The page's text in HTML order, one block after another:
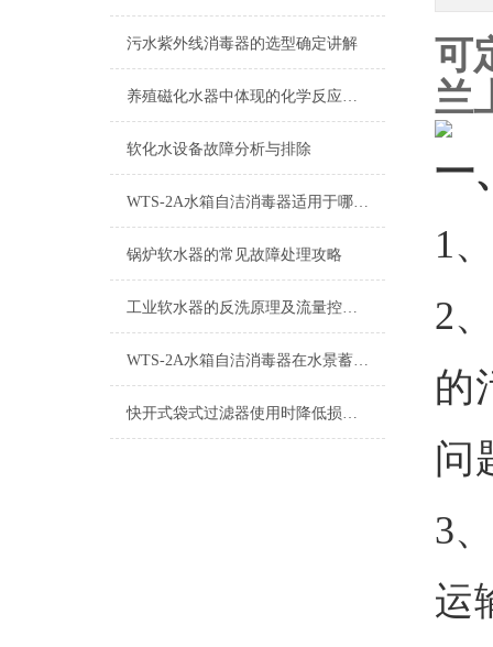
污水紫外线消毒器的选型确定讲解
养殖磁化水器中体现的化学反应解读
软化水设备故障分析与排除
WTS-2A水箱自洁消毒器适用于哪些水体？
锅炉软水器的常见故障处理攻略
工业软水器的反洗原理及流量控制说明
WTS-2A水箱自洁消毒器在水景蓄水池上有哪些用途？
快开式袋式过滤器使用时降低损耗的实用措施
可
兰
一
1、
2
的
问
3
运